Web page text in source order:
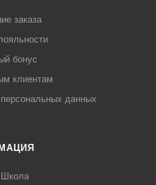
заказа
бонус
клиентам
данных
Школа